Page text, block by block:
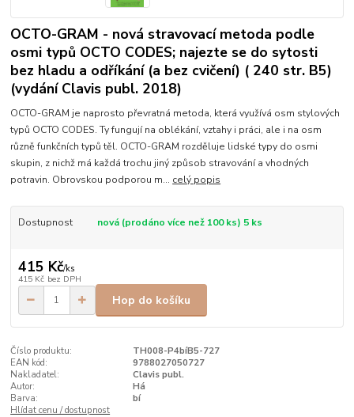
OCTO-GRAM - nová stravovací metoda podle
osmi typů OCTO CODES; najezte se do sytosti
bez hladu a odříkání (a bez cvičení) ( 240 str. B5)
(vydání Clavis publ. 2018)
OCTO-GRAM je naprosto převratná metoda, která využívá osm stylových
typů OCTO CODES. Ty fungují na oblékání, vztahy i práci, ale i na osm
různě funkčních typů těl. OCTO-GRAM rozděluje lidské typy do osmi
skupin, z nichž má každá trochu jiný způsob stravování a vhodných
potravin. Obrovskou podporou m... celý popis
Dostupnost nová (prodáno více než 100 ks) 5 ks
415 Kč/ks
415 Kč bez DPH
Hop do košíku
Číslo produktu:
TH008-P4bíB5-727
EAN kód:
9788027050727
Nakladatel:
Clavis publ.
Autor:
Há
Barva:
bí
Hlídat cenu / dostupnost